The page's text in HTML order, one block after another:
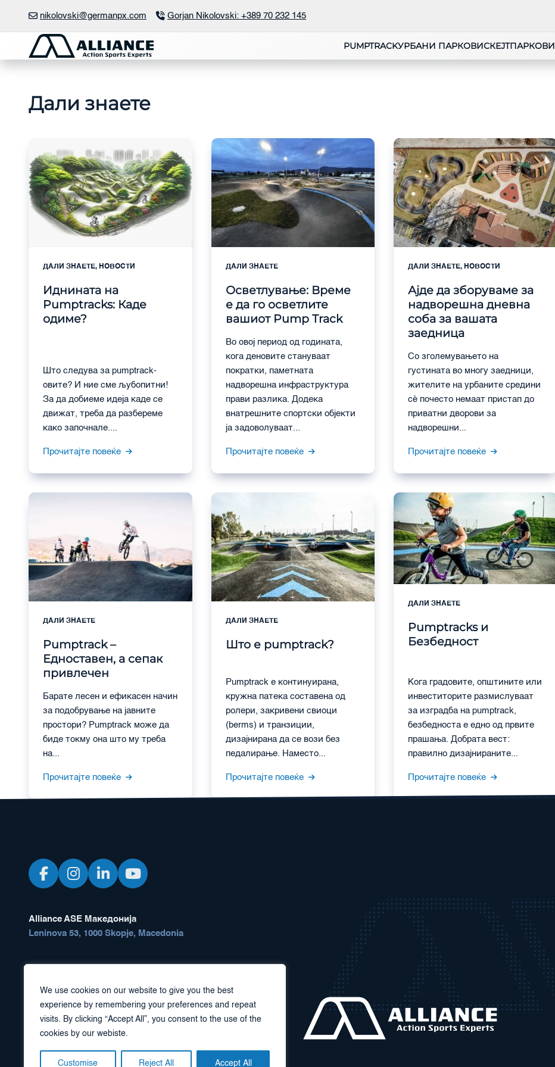
We use cookies on our website to give you the best
experience by remembering your preferences and repeat
visits. By clicking “Accept All”, you consent to the use of the
cookies by our webiste.
Customise Reject All Accept All
содржината
nikolovski@germanpx.com Gorjan Nikolovski: +389 70 232 145
PUMPTRACKУРБАНИ ПАРКОВИСКЕЈТПАРКОВИ
Дали знаете
ДАЛИ ЗНАЕТЕ, НОВОСТИ
Иднината на
Pumptracks: Каде
одиме?
Што следува за pumptrack-
овите? И ние сме љубопитни!
За да добиеме идеја каде се
движат, треба да разбереме
како започнале....
Прочитајте повеќе
ДАЛИ ЗНАЕТЕ
Осветлување: Време
е да го осветлите
вашиот Pump Track
Во овој период од годината,
кога деновите стануваат
пократки, паметната
надворешна инфраструктура
прави разлика. Додека
внатрешните спортски објекти
ја задоволуваат...
Прочитајте повеќе
ДАЛИ ЗНАЕТЕ, НОВОСТИ
Ајде да зборуваме за
надворешна дневна
соба за вашата
заедница
Со зголемувањето на
густината во многу заедници,
жителите на урбаните средини
сè почесто немаат пристап до
приватни дворови за
надворешни...
Прочитајте повеќе
ДАЛИ ЗНАЕТЕ
Pumptrack –
Едноставен, а сепак
привлечен
Барате лесен и ефикасен начин
за подобрување на јавните
простори? Pumptrack може да
биде токму она што му треба
на...
Прочитајте повеќе
ДАЛИ ЗНАЕТЕ
Што е pumptrack?
Pumptrack е континуирана,
кружна патека составена од
ролери, закривени свиоци
(berms) и транзиции,
дизајнирана да се вози без
педалирање. Наместо...
Прочитајте повеќе
ДАЛИ ЗНАЕТЕ
Pumptracks и
Безбедност
Кога градовите, општините или
инвеститорите размислуваат
за изградба на pumptrack,
безбедноста е едно од првите
прашања. Добрата вест:
правилно дизајнираните...
Прочитајте повеќе
Alliance ASE Македонија
Leninova 53, 1000 Skopje, Macedonia
nikolovski@germanpx.com